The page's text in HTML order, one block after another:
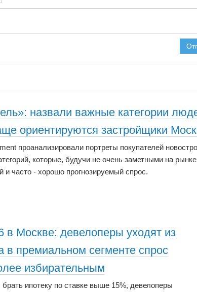
назвали важные категории
ориентируются застройщики
проанализировали портреты покупателей
которые, будучи не очень заметными на
часто - хорошо прогнозируемый спрос.
в Москве: девелоперы уходят из
в премиальном сегменте спрос
избирательным
ипотеку по ставке выше 15%, девелоперы